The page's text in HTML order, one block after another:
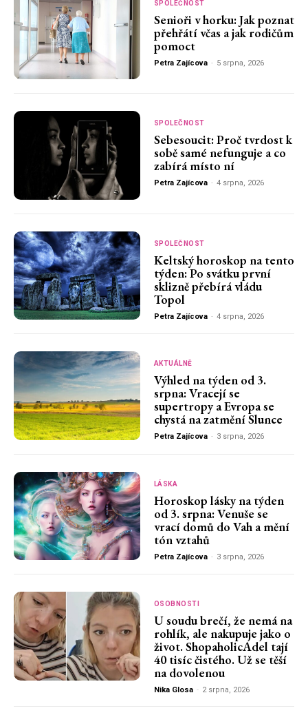
SPOLEČNOST
Senioři v horku: Jak poznat
přehřátí včas a jak rodičům
pomoct
Petra Zajícova - 5 srpna, 2026
SPOLEČNOST
Sebesoucit: Proč tvrdost k
sobě samé nefunguje a co
zabírá místo ní
Petra Zajícova - 4 srpna, 2026
SPOLEČNOST
Keltský horoskop na tento
týden: Po svátku první
sklizně přebírá vládu
Topol
Petra Zajícova - 4 srpna, 2026
AKTUÁLNĚ
Výhled na týden od 3.
srpna: Vracejí se
supertropy a Evropa se
chystá na zatmění Slunce
Petra Zajícova - 3 srpna, 2026
LÁSKA
Horoskop lásky na týden
od 3. srpna: Venuše se
vrací domů do Vah a mění
tón vztahů
Petra Zajícova - 3 srpna, 2026
OSOBNOSTI
U soudu brečí, že nemá na
rohlík, ale nakupuje jako o
život. ShopaholicAdel tají
40 tisíc čistého. Už se těší
na dovolenou
Nika Glosa - 2 srpna, 2026